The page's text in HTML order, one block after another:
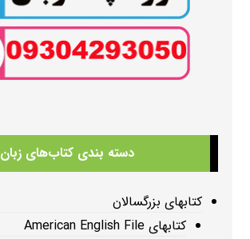
دسته بندی کتاب‌های زبان
کتابهای بزرگسالان
کتابهای American English File